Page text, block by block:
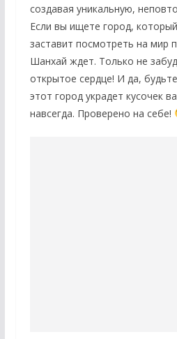
создавая уникальную,
Если вы ищете город,
заставит посмотреть на мир
Шанхай ждет. Только не
открытое сердце! И да,
этот город украдет кусочек
навсегда. Проверено на себе!